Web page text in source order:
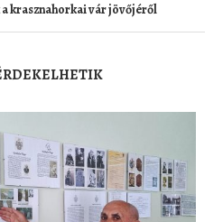
krasznahorkai vár jövőjéről